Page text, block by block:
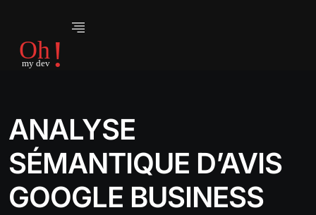
ANALYSE
SÉMANTIQUE D’AVIS
GOOGLE BUSINESS